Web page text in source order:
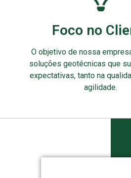
Foco no
O objetivo de nossa
soluções geotécnicas que
expectativas, tanto na
agilidade.